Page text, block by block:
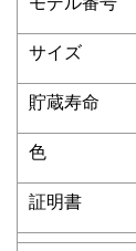
サイズ
貯蔵寿命
色
証明書